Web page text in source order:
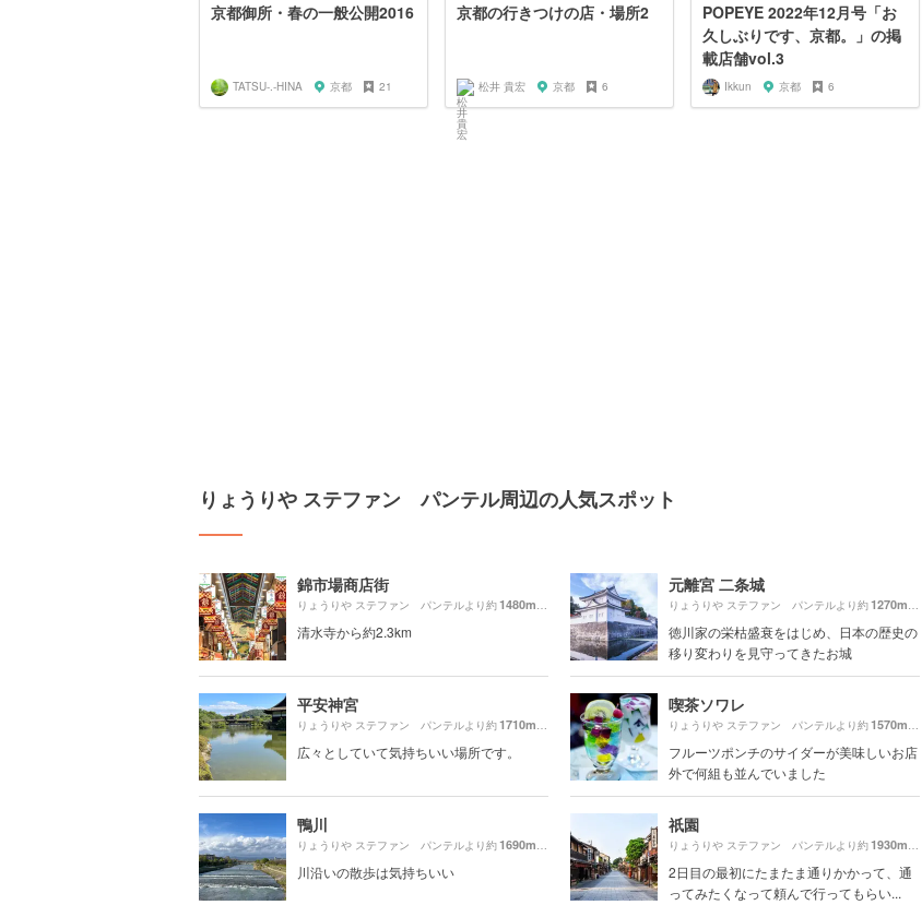
京都御所・春の一般公開2016
TATSU-.-HINA 京都 21
京都の行きつけの店・場所2
松井 貴宏 京都 6
POPEYE 2022年12月号「お
久しぶりです、京都。」の掲
載店舗vol.3
Ikkun 京都 6
りょうりや ステファン パンテル周辺の人気スポット
錦市場商店街
りょうりや ステファン パンテルより約1480m （徒歩25分）
清水寺から約2.3km
元離宮 二条城
りょうりや ステファン パンテルより約1270m
徳川家の栄枯盛衰をはじめ、日本の歴史の
移り変わりを見守ってきたお城
平安神宮
りょうりや ステファン パンテルより約1710m （徒歩29分）
広々としていて気持ちいい場所です。
喫茶ソワレ
りょうりや ステファン パンテルより約1570m
フルーツポンチのサイダーが美味しいお店
外で何組も並んでいました
鴨川
りょうりや ステファン パンテルより約1690m （徒歩29分）
川沿いの散歩は気持ちいい
祇園
りょうりや ステファン パンテルより約1930m
2日目の最初にたまたま通りかかって、通
ってみたくなって頼んで行ってもらい...